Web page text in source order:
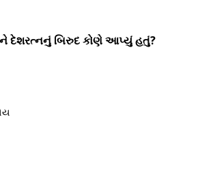
દેશરત્નનું બિરુદ કોણે આપ્યું હતું?